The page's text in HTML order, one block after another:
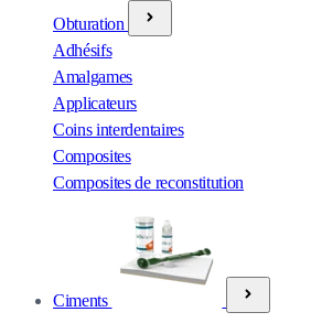
Obturation
Adhésifs
Amalgames
Applicateurs
Coins interdentaires
Composites
Composites de reconstitution
Ciments